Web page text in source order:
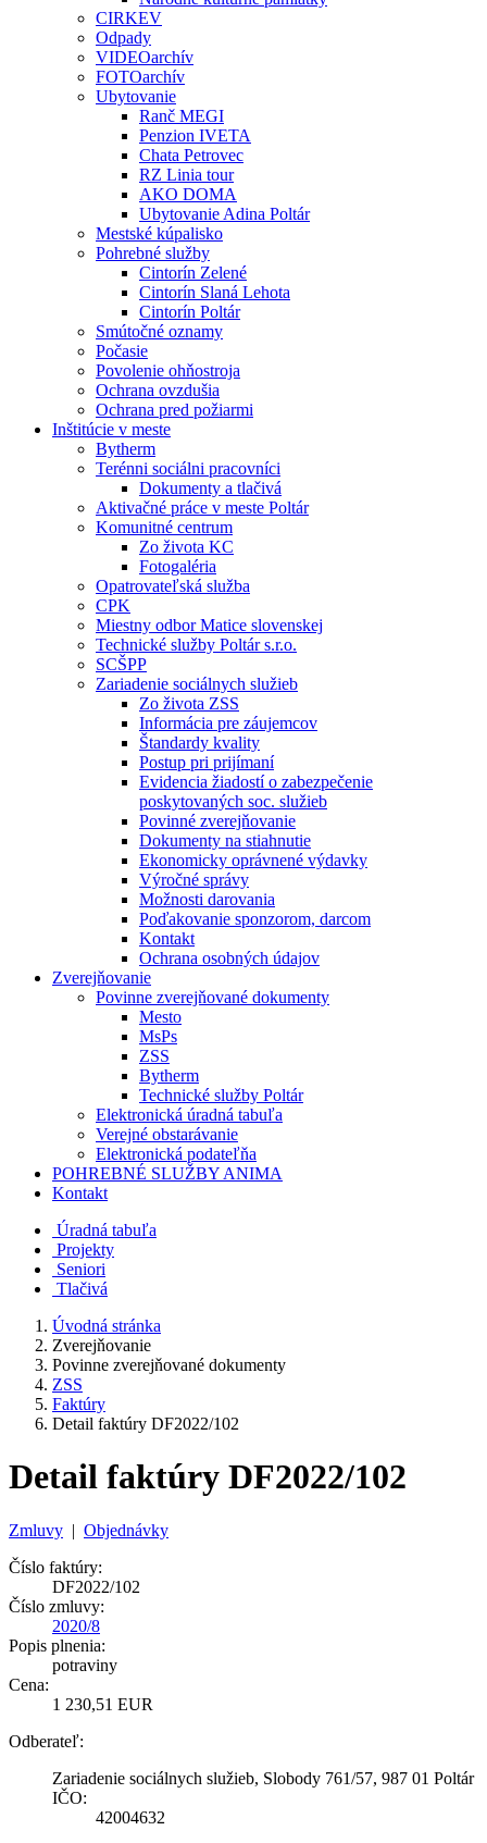
CIRKEV
Odpady
VIDEOarchív
FOTOarchív
Ubytovanie
Ranč MEGI
Penzion IVETA
Chata Petrovec
RZ Linia tour
AKO DOMA
Ubytovanie Adina Poltár
Mestské kúpalisko
Pohrebné služby
Cintorín Zelené
Cintorín Slaná Lehota
Cintorín Poltár
Smútočné oznamy
Počasie
Povolenie ohňostroja
Ochrana ovzdušia
Ochrana pred požiarmi
Inštitúcie v meste
Bytherm
Terénni sociálni pracovníci
Dokumenty a tlačivá
Aktivačné práce v meste Poltár
Komunitné centrum
Zo života KC
Fotogaléria
Opatrovateľská služba
CPK
Miestny odbor Matice slovenskej
Technické služby Poltár s.r.o.
SCŠPP
Zariadenie sociálnych služieb
Zo života ZSS
Informácia pre záujemcov
Štandardy kvality
Postup pri prijímaní
Evidencia žiadostí o zabezpečenie
poskytovaných soc. služieb
Povinné zverejňovanie
Dokumenty na stiahnutie
Ekonomicky oprávnené výdavky
Výročné správy
Možnosti darovania
Poďakovanie sponzorom, darcom
Kontakt
Ochrana osobných údajov
Zverejňovanie
Povinne zverejňované dokumenty
Mesto
MsPs
ZSS
Bytherm
Technické služby Poltár
Elektronická úradná tabuľa
Verejné obstarávanie
Elektronická podateľňa
POHREBNÉ SLUŽBY ANIMA
Kontakt
Úradná tabuľa
Projekty
Seniori
Tlačivá
Úvodná stránka
Zverejňovanie
Povinne zverejňované dokumenty
ZSS
Faktúry
Detail faktúry DF2022/102
Detail faktúry DF2022/102
Zmluvy | Objednávky
Číslo faktúry:
DF2022/102
Číslo zmluvy:
2020/8
Popis plnenia:
potraviny
Cena:
1 230,51 EUR
Odberateľ:
Zariadenie sociálnych služieb, Slobody 761/57, 987 01 Poltár
IČO:
42004632